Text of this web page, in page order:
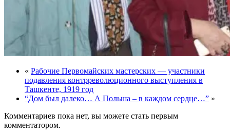
« Рабочие Первомайских мастерских — участники
подавления контрреволюционного выступления в
Ташкенте, 1919 год
“Дом был далеко… А Польша – в каждом сердце…” »
Комментариев пока нет, вы можете стать первым
комментатором.